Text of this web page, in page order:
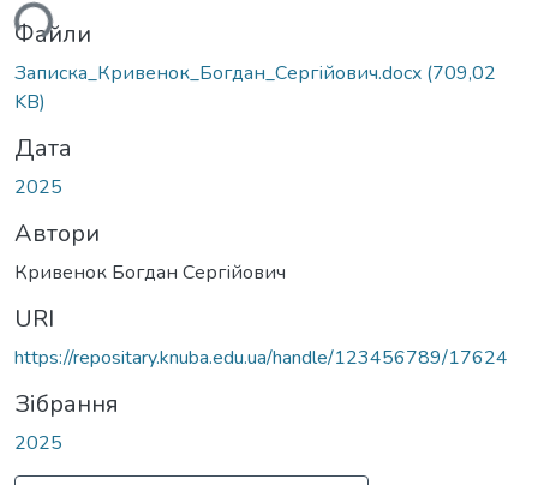
Файли
Записка_Кривенок_Богдан_Сергійович.docx (709,02
KB)
Дата
2025
Автори
Кривенок Богдан Сергійович
URI
https://repositary.knuba.edu.ua/handle/123456789/17624
Зібрання
2025